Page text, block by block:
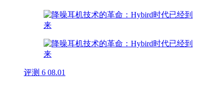
评测 6 08.01